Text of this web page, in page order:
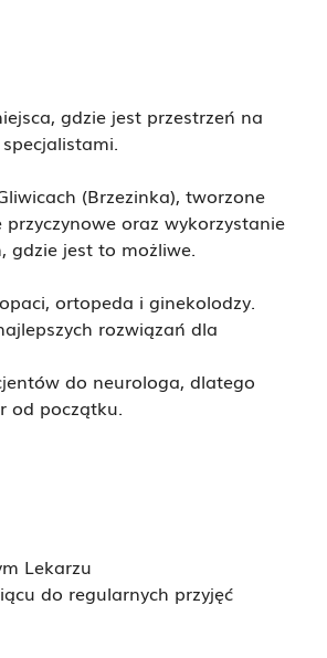
gdzie jest przestrzeń na
(Brzezinka), tworzone
oraz wykorzystanie
gdzie jest to możliwe.
ortopeda i ginekolodzy.
rozwiązań dla
do neurologa, dlatego
od początku.
Lekarzu
do regularnych przyjęć